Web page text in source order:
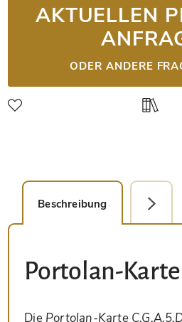
AKTUELLEN
ODER ANDERE
Beschreibung
Portolan-Karte
Die Portolan-Karte